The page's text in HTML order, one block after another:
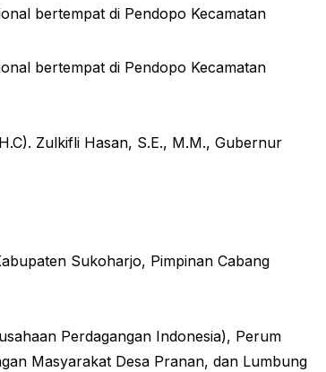
bertempat di Pendopo Kecamatan
bertempat di Pendopo Kecamatan
Zulkifli Hasan, S.E., M.M., Gubernur
Sukoharjo, Pimpinan Cabang
Perdagangan Indonesia), Perum
Masyarakat Desa Pranan, dan Lumbung